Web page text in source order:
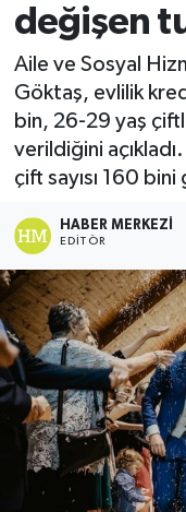
değişen
Aile ve Sosyal
Göktaş, evlilik
bin, 26-29 yaş
verildiğini
çift sayısı 160
HABER MERKEZI
EDITÖR